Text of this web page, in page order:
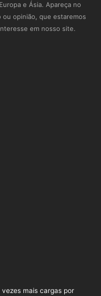
e Ásia. Apareça no
ou opinião, que estaremos
em nosso site.
mais cargas por